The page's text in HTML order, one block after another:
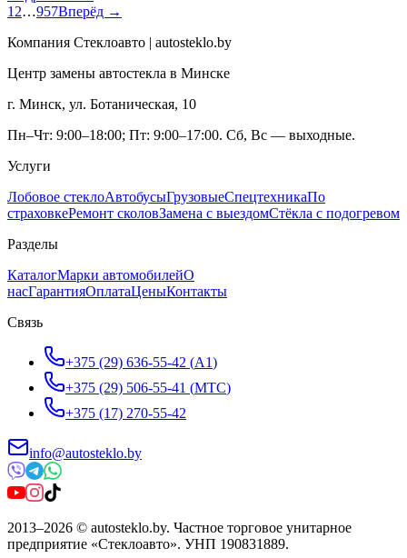
1 2…957Вперёд →
Компания Стеклоавто | autosteklo.by
Центр замены автостекла в Минске
г. Минск, ул. Ботаническая, 10
Пн–Чт: 9:00–18:00; Пт: 9:00–17:00. Сб, Вс — выходные.
Услуги
Лобовое стеклоАвтобусыГрузовыеСпецтехникаПо
страховкеРемонт сколовЗамена с выездомСтёкла с подогревом
Разделы
КаталогМарки автомобилейО
насГарантияОплатаЦеныКонтакты
Связь
+375 (29) 636-55-42 (A1)
+375 (29) 506-55-41 (МТС)
+375 (17) 270-55-42
info@autosteklo.by
2013–2026 © autosteklo.by. Частное торговое унитарное
предприятие «Стеклоавто». УНП 190831889.